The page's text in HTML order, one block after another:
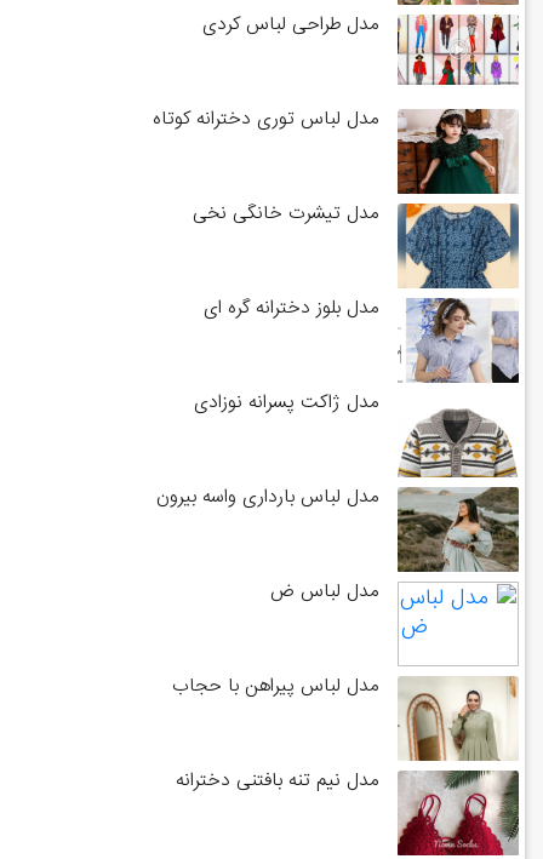
مدل طراحی لباس کردی
مدل لباس توری دخترانه کوتاه
مدل تیشرت خانگی نخی
مدل بلوز دخترانه گره ای
مدل ژاکت پسرانه نوزادی
مدل لباس بارداری واسه بیرون
مدل لباس ض
مدل لباس پیراهن با حجاب
مدل نیم تنه بافتنی دخترانه